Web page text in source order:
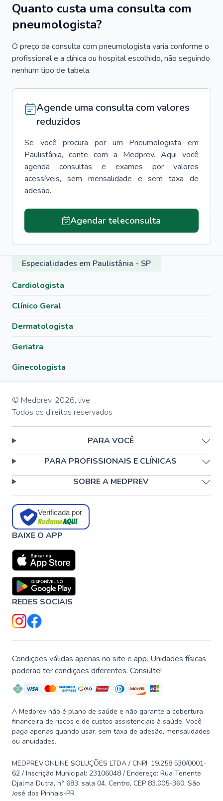
Quanto custa uma consulta com
pneumologista?
O preço da consulta com pneumologista varia conforme o
profissional e a clínica ou hospital escolhido, não seguindo
nenhum tipo de tabela.
Agende uma consulta com valores
reduzidos
Se você procura por um Pneumologista
em
Paulistânia, conte com a Medprev. Aqui você
agenda consultas e exames por valores
acessíveis, sem mensalidade e sem taxa de
adesão.
Agendar teleconsulta
Especialidades em Paulistânia - SP
Cardiologista
Clínico Geral
Dermatologista
Geriatra
Ginecologista
© Medprev, 2026, live
Todos os direitos reservados
PARA VOCÊ
PARA PROFISSIONAIS E CLÍNICAS
SOBRE A MEDPREV
Verificada por
BAIXE O APP
REDES SOCIAIS
Condições válidas apenas no site e app. Unidades físicas
poderão ter condições diferentes. Consulte!
A Medprev não é plano de saúde e não garante a cobertura
financeira de riscos e de custos assistenciais à saúde. Você
paga apenas quando usar, sem taxa de adesão, mensalidades
ou anuidades.
MEDPREV.ONLINE SOLUÇÕES LTDA / CNPJ: 19.258.530/0001-
62 / Inscrição Municipal: 23106048 / Endereço: Rua Tenente
Djalma Dutra, n° 683, sala 04, Centro, CEP 83.005-360, São
José dos Pinhais-PR